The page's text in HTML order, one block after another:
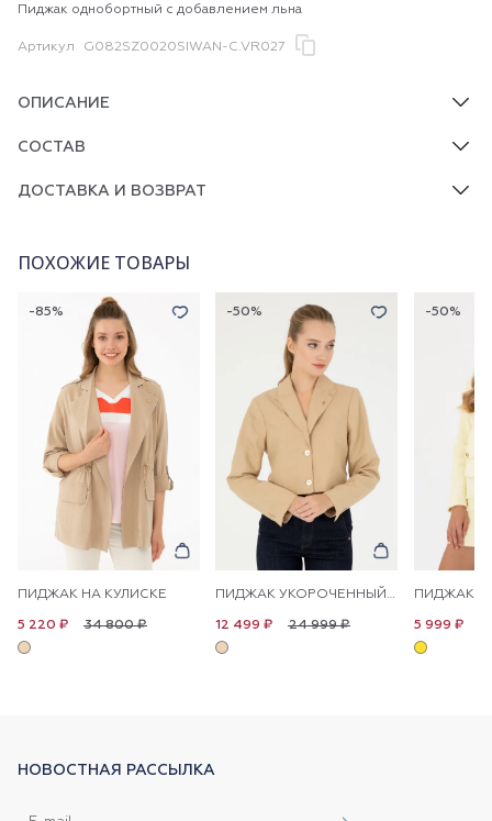
Пиджак однобортный с добавлением льна
Артикул G082SZ0020SIWAN-C.VR027
ОПИСАНИЕ
СОСТАВ
ДОСТАВКА И ВОЗВРАТ
ПОХОЖИЕ ТОВАРЫ
-85%
ПИДЖАК НА КУЛИСКЕ
34 800 ₽
5 220 ₽
-50%
ПИДЖАК УКОРОЧЕННЫЙ С ДОБАВЛЕНИЕМ ЛЬНА
24 999 ₽
12 499 ₽
-50%
5 999 ₽
НОВОСТНАЯ РАССЫЛКА